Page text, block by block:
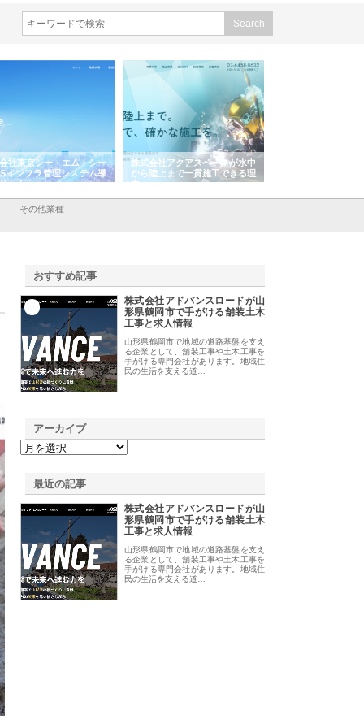
社東京シー・エム・シー
インフラ管理システム導
ット
株式会社アクアスペースが水中
から陸上まで一貫施工できる理
由
その他業種
おすすめ記事
株式会社アドバンスロードが山
形県鶴岡市で手がける舗装土木
工事と求人情報
山形県鶴岡市で地域の道路基盤を支え
る企業として、舗装工事や土木工事を
手がける専門会社があります。地域住
民の生活を支える道…
アーカイブ
最近の記事
株式会社アドバンスロードが山
形県鶴岡市で手がける舗装土木
工事と求人情報
山形県鶴岡市で地域の道路基盤を支え
る企業として、舗装工事や土木工事を
手がける専門会社があります。地域住
民の生活を支える道…